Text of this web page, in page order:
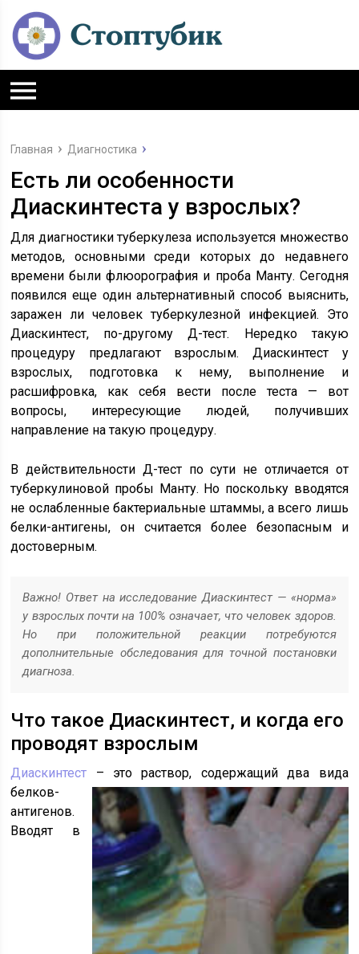
Главная Диагностика
Есть ли особенности
Диаскинтеста у взрослых?
Для диагностики туберкулеза используется множество
методов, основными среди которых до недавнего
времени были флюорография и проба Манту. Сегодня
появился еще один альтернативный способ выяснить,
заражен ли человек туберкулезной инфекцией. Это
Диаскинтест, по-другому Д-тест. Нередко такую
процедуру предлагают взрослым. Диаскинтест у
взрослых, подготовка к нему, выполнение и
расшифровка, как себя вести после теста — вот
вопросы, интересующие людей, получивших
направление на такую процедуру.
В действительности Д-тест по сути не отличается от
туберкулиновой пробы Манту. Но поскольку вводятся
не ослабленные бактериальные штаммы, а всего лишь
белки-антигены, он считается более безопасным и
достоверным.
Важно! Ответ на исследование Диаскинтест — «норма»
у взрослых почти на 100% означает, что человек здоров.
Но при положительной реакции потребуются
дополнительные обследования для точной постановки
диагноза.
Что такое Диаскинтест, и когда его
проводят взрослым
Диаскинтест – это раствор, содержащий два вида
белков-
антигенов.
Вводят в